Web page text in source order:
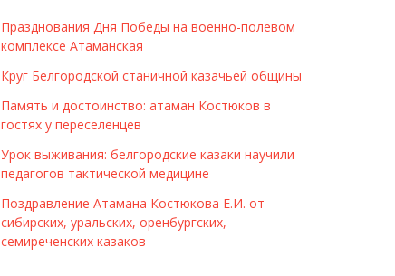
Празднования Дня Победы на военно-полевом
комплексе Атаманская
Круг Белгородской станичной казачьей общины
Память и достоинство: атаман Костюков в
гостях у переселенцев
Урок выживания: белгородские казаки научили
педагогов тактической медицине
Поздравление Атамана Костюкова Е.И. от
сибирских, уральских, оренбургских,
семиреченских казаков